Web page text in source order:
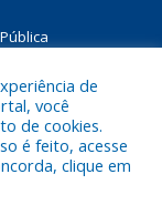
de Aurora do
de
você
de cookies.
é feito, acesse
clique em